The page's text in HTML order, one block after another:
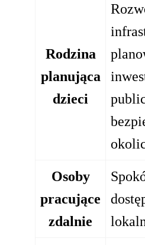
Rodzina
planująca
dzieci
Osoby
pracujące
zdalnie